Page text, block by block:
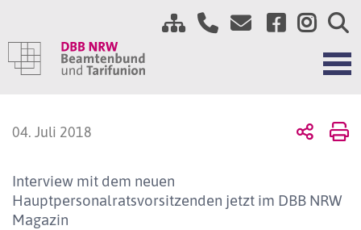
Interview mit dem neuen
Hauptpersonalratsvorsitzenden jetzt im DBB NRW
Magazin
04. Juli 2018